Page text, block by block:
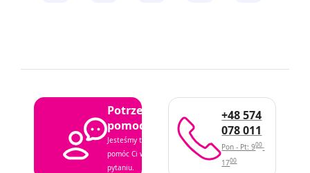
Potrzebujesz
pomocy?
Jesteśmy tutaj, aby
pomóc Ci w każdym
pytaniu.
+48 574
078 011
Pon - Pt: 900-
1700